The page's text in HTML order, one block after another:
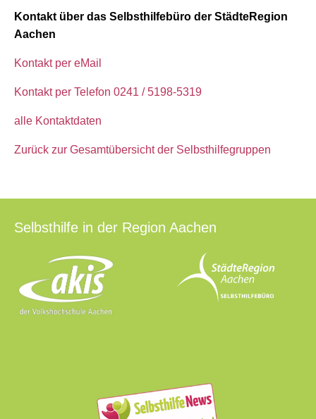
Kontakt über das Selbsthilfebüro der StädteRegion
Aachen
Kontakt per eMail
Kontakt per Telefon 0241 / 5198-5319
alle Kontaktdaten
Zurück zur Gesamtübersicht der Selbsthilfegruppen
Selbsthilfe in der Region Aachen